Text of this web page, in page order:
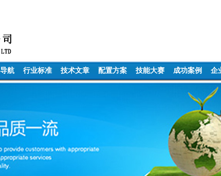
航 行业标准 技术文章 配置方案 技能大赛 成功案例 企